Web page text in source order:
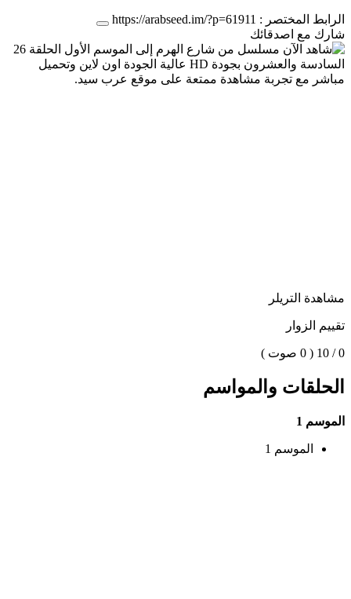
الرابط المختصر : https://arabseed.im/?p=61911
شارك مع اصدقائك
مشاهدة التريلر
تقييم الزوار
0 / 10 ( 0 صوت )
الحلقات والمواسم
الموسم 1
الموسم 1